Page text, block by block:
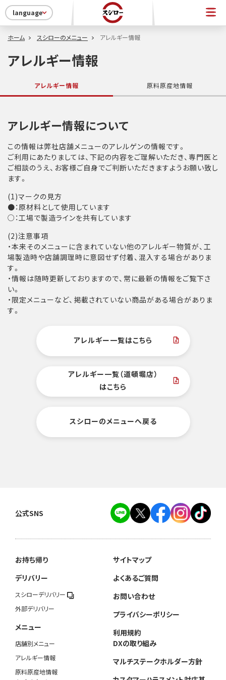
language
ホーム スシローのメニュー アレルギー情報
アレルギー情報
アレルギー情報 原料原産地情報
アレルギー情報について
この情報は弊社店舗メニューのアレルゲンの情報です。
ご利用にあたりましては、下記の内容をご理解いただき、専門医と
ご相談のうえ、お客様ご自身でご判断いただきますようお願い致し
ます。
(1)マークの見方
●：原材料として使用しています
○：工場で製造ラインを共有しています
(2)注意事項
・本来そのメニューに含まれていない他のアレルギー物質が、工
場製造時や店舗調理時に意図せず付着、混入する場合がありま
す。
・情報は随時更新しておりますので、常に最新の情報をご覧下さ
い。
・限定メニューなど、掲載されていない商品がある場合がありま
す。
アレルギー一覧はこちら
アレルギー一覧（道頓堀店）
はこちら
スシローのメニューへ戻る
公式SNS
お持ち帰り
デリバリー
スシローデリバリー
外部デリバリー
メニュー
店舗別メニュー
アレルギー情報
原料原産地情報
サイトマップ
よくあるご質問
お問い合わせ
プライバシーポリシー
利用規約
DXの取り組み
マルチステークホルダー方針